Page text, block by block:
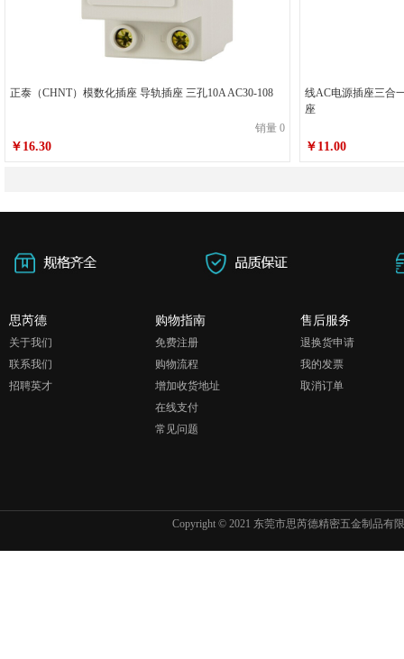
正泰（CHNT）模数化插座 导轨插座 三孔10A AC30-108
销量 0
￥16.30
线AC电源插座三合
座
￥11.00
思芮德
关于我们
联系我们
招聘英才
购物指南
免费注册
购物流程
增加收货地址
在线支付
常见问题
售后服务
退换货申请
我的发票
取消订单
Copyright © 2021 东莞市思芮德精密五金制品有